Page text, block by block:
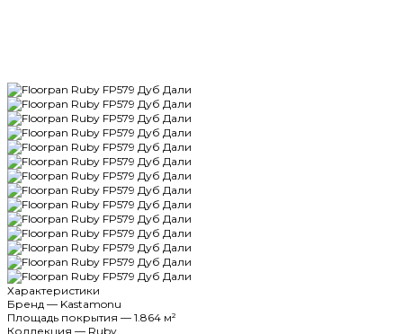
Характеристики
Бренд — Kastamonu
Площадь покрытия — 1.864 м²
Коллекция — Ruby